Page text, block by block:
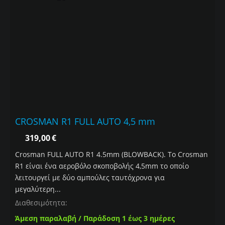
CROSMAN R1 FULL AUTO 4,5 mm
319,00€
Crosman FULL AUTO R1 4.5mm (BLOWBACK). Το Crosman
R1 είναι ένα αεροβόλο σκοποβολής 4,5mm το οποίο
λειτουργεί με δύο αμπούλες ταυτόχρονα για
μεγαλύτερη...
Διαθεσιμότητα:
Άμεση παραλαβή / Παράδοση 1 έως 3 ημέρες